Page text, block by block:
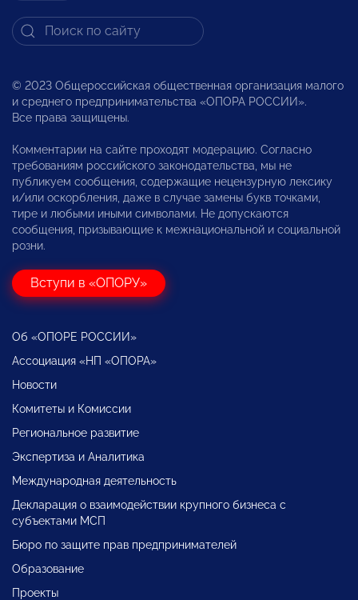
© 2023 Общероссийская общественная организация малого
и среднего предпринимательства «ОПОРА РОССИИ».
Все права защищены.
Комментарии на сайте проходят модерацию. Согласно
требованиям российского законодательства, мы не
публикуем сообщения, содержащие нецензурную лексику
и/или оскорбления, даже в случае замены букв точками,
тире и любыми иными символами. Не допускаются
сообщения, призывающие к межнациональной и социальной
розни.
Вступи в «ОПОРУ»
Об «ОПОРЕ РОССИИ»
Ассоциация «НП «ОПОРА»
Новости
Комитеты и Комиссии
Региональное развитие
Экспертиза и Аналитика
Международная деятельность
Декларация о взаимодействии крупного бизнеса с
субъектами МСП
Бюро по защите прав предпринимателей
Образование
Проекты